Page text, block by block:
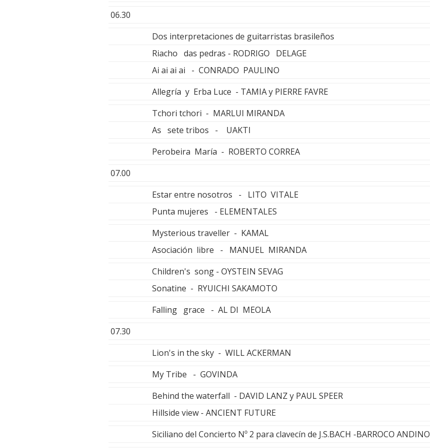
06.30
Dos interpretaciones de guitarristas brasileños
Riacho das pedras - RODRIGO DELAGE
Ai ai ai ai - CONRADO PAULINO
Allegría y Erba Luce - TAMIA y PIERRE FAVRE
Tchori tchori - MARLUI MIRANDA
As sete tribos - UAKTI
Perobeira María - ROBERTO CORREA
07.00
Estar entre nosotros - LITO VITALE
Punta mujeres - ELEMENTALES
Mysterious traveller - KAMAL
Asociación libre - MANUEL MIRANDA
Children's song - OYSTEIN SEVAG
Sonatine - RYUICHI SAKAMOTO
Falling grace - AL DI MEOLA
07.30
Lion's in the sky - WILL ACKERMAN
My Tribe - GOVINDA
Behind the waterfall - DAVID LANZ y PAUL SPEER
Hillside view - ANCIENT FUTURE
Siciliano del Concierto Nº 2 para clavecín de J.S.BACH -BARROCO ANDINO